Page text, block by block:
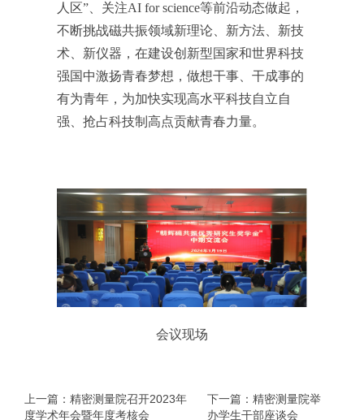
人区”、关注AI for science等前沿动态做起，
不断挑战磁共振领域新理论、新方法、新技
术、新仪器，在建设创新型国家和世界科技
强国中激扬青春梦想，做想干事、干成事的
有为青年，为加快实现高水平科技自立自
强、抢占科技制高点贡献青春力量。
会议现场
上一篇：精密测量院召开2023年
度学术年会暨年度考核会
下一篇：精密测量院举
办学生干部座谈会